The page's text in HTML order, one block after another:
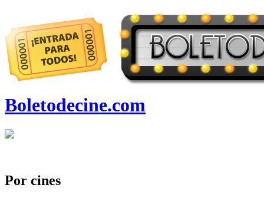
Boletodecine.com
Por cines